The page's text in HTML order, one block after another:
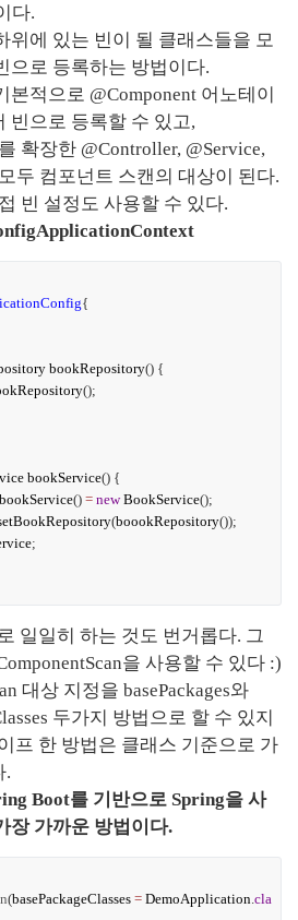
다.
위에 있는 빈이 될 클래스들을 모
으로 등록하는 방법이다.
본적으로 @Component 어노테이
빈으로 등록할 수 있고,
확장한 @Controller, @Service,
두 컴포넌트 스캔의 대상이 된다.
빈 설정도 사용할 수 있다.
{
bookRepository() {
();
bookService() {
bookService() = new BookService();
(boookRepository());
;
일일히 하는 것도 번거롭다. 그
을 사용할 수 있다 :)
대상 지정을 basePackages와
두가지 방법으로 할 수 있지
프 한 방법은 클래스 기준으로 가
.
Boot를 기반으로 Spring을 사
장 가까운 방법이다.
(basePackageClasses = DemoApplication cla